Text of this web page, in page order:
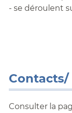
- se déroulent
Contacts/
Consulter la